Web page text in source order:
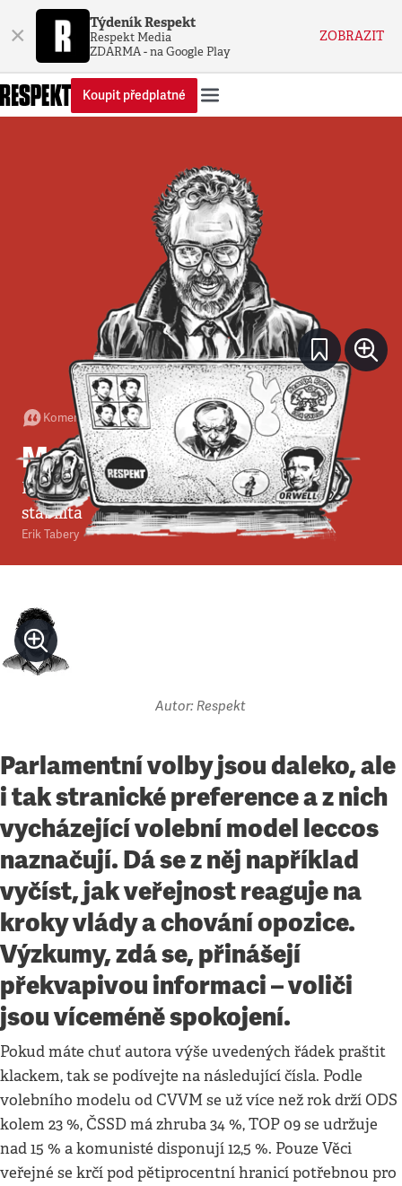
× Týdeník Respekt
Respekt Media
ZDARMA - na Google Play
ZOBRAZIT
Koupit předplatné
Komentář•29. 1. 2012•3 minuty
My, spokojení voliči
Politickým preferencím vládne překvapivá
stabilita
Erik Tabery
Autor: Respekt
Parlamentní volby jsou daleko, ale
i tak stranické preference a z nich
vycházející volební model leccos
naznačují. Dá se z něj například
vyčíst, jak veřejnost reaguje na
kroky vlády a chování opozice.
Výzkumy, zdá se, přinášejí
překvapivou informaci – voliči
jsou víceméně spokojení.
Pokud máte chuť autora výše uvedených řádek praštit
klackem, tak se podívejte na následující čísla. Podle
volebního modelu od CVVM se už více než rok drží ODS
kolem 23 %, ČSSD má zhruba 34 %, TOP 09 se udržuje
nad 15 % a komunisté disponují 12,5 %. Pouze Věci
veřejné se krčí pod pětiprocentní hranicí potřebnou pro